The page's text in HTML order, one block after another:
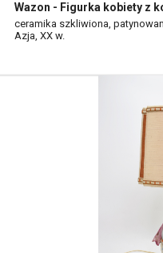
Wazon - Figurka kobiety z
ceramika szkliwiona,
Azja, XX w.